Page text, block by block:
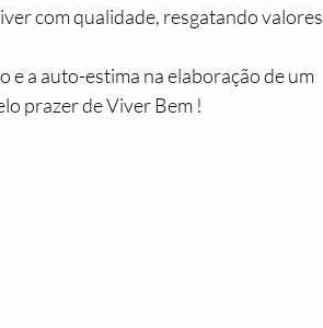
com qualidade, resgatando valores
a auto-estima na elaboração de um
prazer de Viver Bem !